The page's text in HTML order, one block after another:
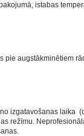
istabas
pie augstākminētiem
izgatavošanas laika
režīmu.